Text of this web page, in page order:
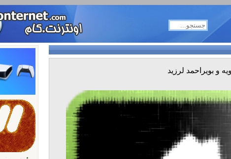
و بویراحمد لرزید